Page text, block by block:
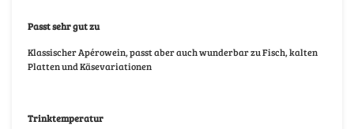
Passt sehr gut zu
Klassischer Apérowein, passt aber auch wunderbar zu Fisch, kalten
Platten und Käsevariationen
Trinktemperatur